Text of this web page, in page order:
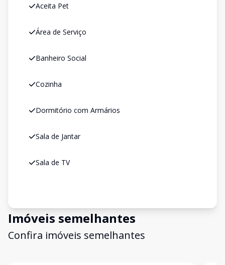
Aceita Pet
Área de Serviço
Banheiro Social
Cozinha
Dormitório com Armários
Sala de Jantar
Sala de TV
Imóveis semelhantes
Confira imóveis semelhantes